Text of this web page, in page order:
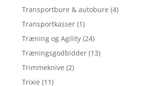
Transportbure & autobure (4)
Transportkasser (1)
Træning og Agility (24)
Træningsgodbidder (13)
Trimmeknive (2)
Trixie (11)